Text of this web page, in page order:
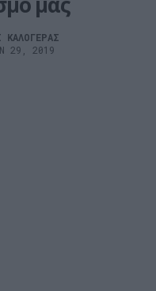
ΚΑΛΟΓΕΡΑΣ
29, 2019